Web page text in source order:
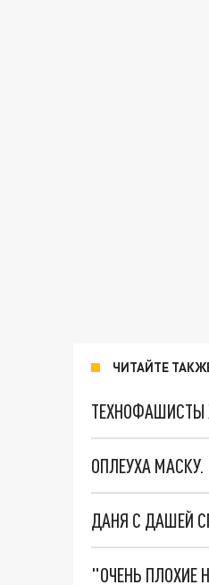
ЧИТАЙТЕ
ТЕХНОФАШИСТЫ
ОПЛЕУХА
ДАНЯ С ДАШЕЙ